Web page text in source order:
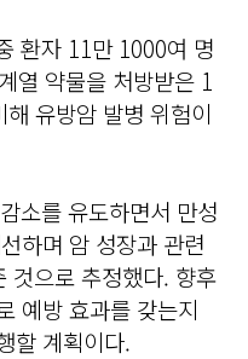
환자 11만 1000여 명
열 약물을 처방받은 1
유방암 발병 위험이
소를 유도하면서 만성
하며 암 성장과 관련
것으로 추정했다. 향후
예방 효과를 갖는지
할 계획이다.